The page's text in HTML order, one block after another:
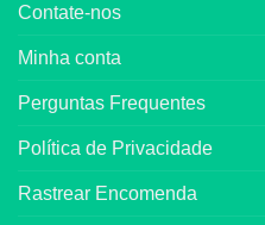
Contate-nos
Minha conta
Perguntas Frequentes
Política de Privacidade
Rastrear Encomenda